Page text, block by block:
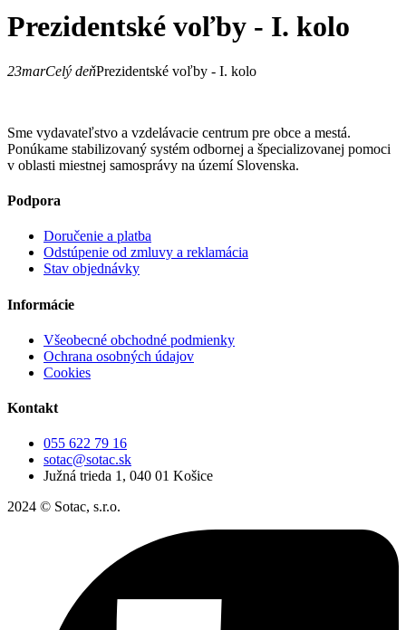
Prezidentské voľby - I. kolo
23marCelý deňPrezidentské voľby - I. kolo
Sme vydavateľstvo a vzdelávacie centrum pre obce a mestá.
Ponúkame stabilizovaný systém odbornej a špecializovanej pomoci
v oblasti miestnej samosprávy na území Slovenska.
Podpora
Doručenie a platba
Odstúpenie od zmluvy a reklamácia
Stav objednávky
Informácie
Všeobecné obchodné podmienky
Ochrana osobných údajov
Cookies
Kontakt
055 622 79 16
sotac@sotac.sk
Južná trieda 1, 040 01 Košice
2024 © Sotac, s.r.o.